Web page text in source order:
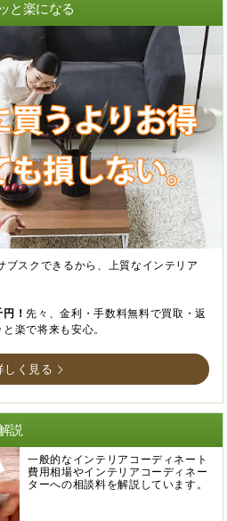
と楽になる
ブスクできるから、上質なインテリア
円！先々、金利・手数料無料で買取・返
楽で将来も安心。
しく見る
説
一般的なインテリアコーディネート
費用相場やインテリアコーディネー
ターへの相談料を解説しています。